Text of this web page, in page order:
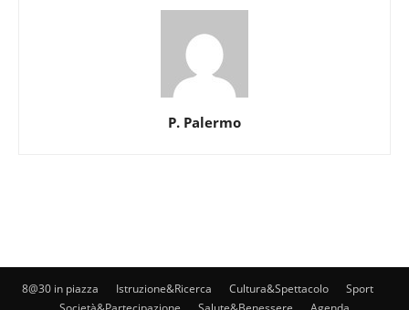
P. Palermo
8@30 in piazza Istruzione&Ricerca Cultura&Spettacolo
Sport